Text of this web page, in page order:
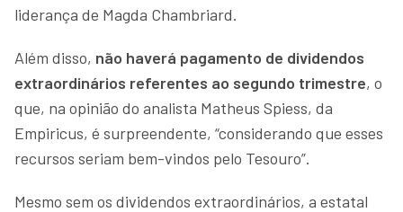
liderança de Magda Chambriard.
Além disso, não haverá pagamento de dividendos
extraordinários referentes ao segundo trimestre, o
que, na opinião do analista Matheus Spiess, da
Empiricus, é surpreendente, “considerando que esses
recursos seriam bem-vindos pelo Tesouro”.
Mesmo sem os dividendos extraordinários, a estatal